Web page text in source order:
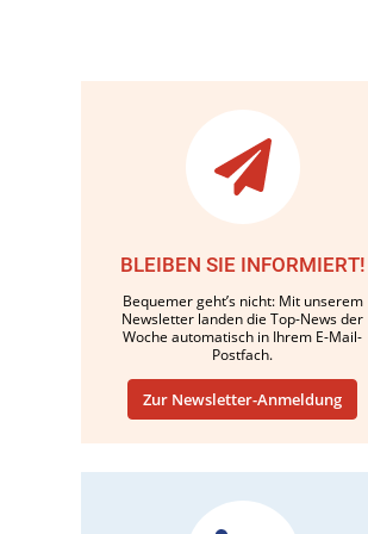
BLEIBEN SIE INFORMIERT!
Bequemer geht’s nicht: Mit unserem
Newsletter landen die Top-News der
Woche automatisch in Ihrem E-Mail-
Postfach.
Zur Newsletter-Anmeldung